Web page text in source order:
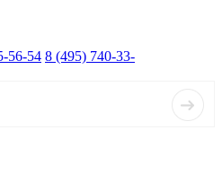
56-54 8 (495) 740-33-